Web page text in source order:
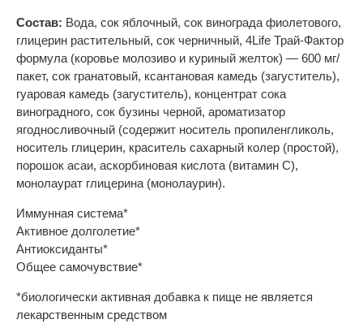
Состав: Вода, сок яблочный, сок винограда фиолетового,
глицерин растительный, сок черничный, 4Life Трай-Фактор
формула (коровье молозиво и куриный желток) — 600 мг/
пакет, сок гранатовый, ксантановая камедь (загуститель),
гуаровая камедь (загуститель), концентрат сока
виноградного, сок бузины черной, ароматизатор
ягодносливочный (содержит носитель пропиленгликоль,
носитель глицерин, краситель сахарный колер (простой),
порошок асаи, аскорбиновая кислота (витамин C),
монолаурат глицерина (монолаурин).
Иммунная система*
Активное долголетие*
Антиоксиданты*
Общее самочувствие*
*биологически активная добавка к пище не является
лекарственным средством